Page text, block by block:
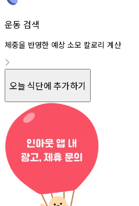
운동 검색
체중을 반영한 예상 소모 칼로리 계산
오늘 식단에 추가하기